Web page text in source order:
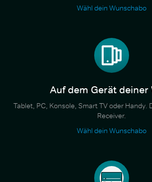
Wähl dein Wunschabo
Auf dem Gerät deiner
Tablet, PC, Konsole, Smart TV oder Handy.
Receiver.
Wähl dein Wunschabo